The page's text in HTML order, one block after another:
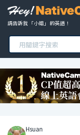
請告訴我 「小姐」 的英語！
Hsuan